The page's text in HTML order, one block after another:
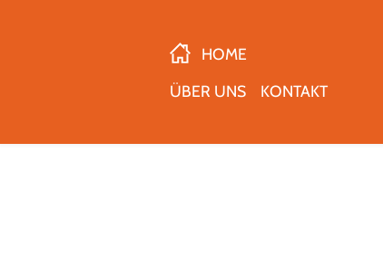
HOME
ÜBER UNS
KONTAKT